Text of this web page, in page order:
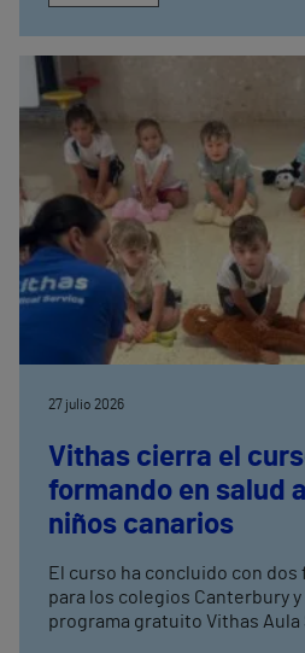
Alfonso Zurich y el Maratón
Zurich
27 julio 2026
Vithas cierra el
formando en salud
niños canarios
El curso ha concluido con dos
para los colegios Canterbury
programa gratuito Vithas Aula